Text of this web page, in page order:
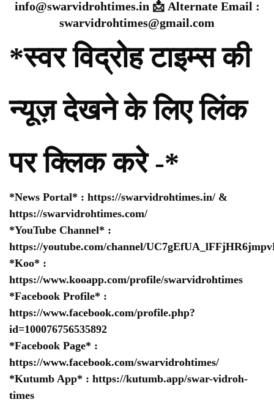
info@swarvidrohtimes.in 📩 Alternate Email :
swarvidrohtimes@gmail.com
*स्वर विद्रोह टाइम्स की
न्यूज़ देखने के लिए लिंक
पर क्लिक करे -*
*News Portal* : https://swarvidrohtimes.in/ &
https://swarvidrohtimes.com/
*YouTube Channel* :
https://youtube.com/channel/
*Koo* :
https://www.kooapp.com/profile/swarvidrohtimes
*Facebook Profile* :
https://www.facebook.com/profile.php?
id=100076756535892
*Facebook Page* :
https://www.facebook.com/swarvidrohtimes/
*Kutumb App* : https://kutumb.app/swar-vidroh-
times